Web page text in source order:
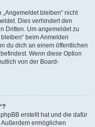
bleiben“ nicht
Dies verhindert den
Dritten. Um angemeldet zu
beim Anmelden
du dich an einem öffentlichen
Wenn diese Option
von der Board-
erstellt hat und die dafür
ermöglichen